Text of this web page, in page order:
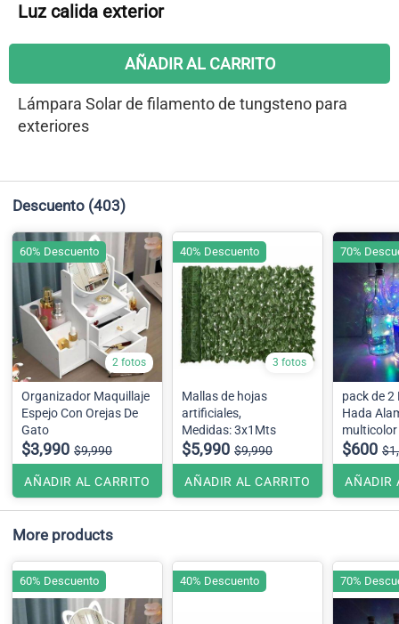
Luz calida exterior
AÑADIR AL CARRITO
Lámpara Solar de filamento de tungsteno para
exteriores
Descuento (403)
2 fotos
Organizador Maquillaje
Espejo Con Orejas De
Gato
$3,990 $9,990
AÑADIR AL CARRITO
60% Descuento
3 fotos
Mallas de hojas
artificiales,
Medidas: 3x1Mts
$5,990 $9,990
AÑADIR AL CARRITO
40% Descuento
pack de 2 Luz
Hada
$600
AÑADIR
70%
More products
60% Descuento 40% Descuento 70%